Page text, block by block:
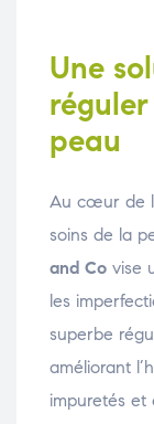
Une
peau
Au cœur de
soins de la
and Co vise
les
superbe
améliorant
impuretés et